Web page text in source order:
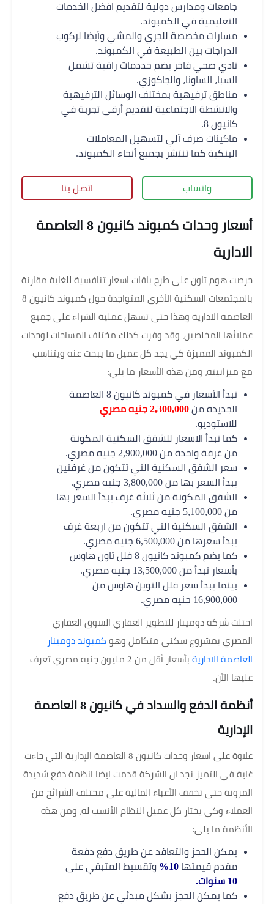
جامعات ومدارس دولية لتقديم افضل الخدمات
التعليمية في الكمبوند.
مسارات مخصصة للجري والمشي وأيضا لركوب
الدراجات بين الطبيعة في الكمبوند.
نادي صحي فاخر يضم خددمات راقية تشمل
السبا، الساونا، والجاكوزي.
مناطق ترفيهية بمختلف الوسائل الترفيهية
والانشطة الاجتماعية لتقديم أرقى تجربة في
كانيون 8.
ماكينات صرف آلي لتسهيل المعاملات
البنكية كما تنتشر بجميع أنحاء الكمبوند.
واتساب اتصل بنا
أسعار وحدات كمبوند كانيون 8 العاصمة
الادارية
حرصت هوم تاون على طرح باقات اسعار تنافسية للغاية مقارنة
بالمجتمعات السكنية الأخرى المتواجدة حول كمبوند كانيون 8
العاصمة الادارية وهذا حتى تسهل عملية الشراء على جميع
عملائها المخلصين، وقد وفرت كذلك مختلف المساحات لوحدات
الكمبوند المميزة كي يجد كل عميل ما يبحث عنه ويتناسب
مع ميزانيته، ومن هذه الأسعار ما يلي:
تبدأ الأسعار في كمبوند كانيون 8 العاصمة
الجديدة من 2,300,000 جنيه مصري
للاستوديو.
كما تبدأ الاسعار للشقق السكنية المكونة
من غرفة واحدة من 2,900,000 جنيه مصري.
سعر الشقق السكنية التي تتكون من غرفتين
يبدأ السعر بها من 3,800,000 جنيه مصري.
الشقق المكونة من ثلاثة غرف يبدأ السعر بها
من 5,100,000 جنيه مصري.
الشقق السكنية التي تتكون من اربعة غرف
يبدأ سعرها من 6,500,000 جنيه مصري.
كما يضم كمبوند كانيون 8 فلل تاون هاوس
بأسعار تبدأ من 13,500,000 جنيه مصري.
بينما يبدأ سعر فلل التوين هاوس من
16,900,000 جنيه مصري.
احتلت شركة دومينار للتطوير العقاري السوق العقاري
المصري بمشروع سكني متكامل وهو كمبوند دومينار
العاصمة الادارية
بأسعار أقل من 2 مليون جنيه مصري تعرف
عليها الأن.
أنظمة الدفع والسداد في كانيون 8 العاصمة
الإدارية
علاوة على اسعار وحدات كانيون 8 العاصمة الإدارية التي جاءت
غاية في التميز نجد ان الشركة قدمت ايضا انظمة دفع شديدة
المرونة حتى تخفف الأعباء المالية على مختلف الشرائح من
العملاء وكي يختار كل عميل النظام الأنسب له، ومن هذه
الأنظمة ما يلي:
يمكن الحجز والتعاقد عن طريق دفع دفعة
مقدم قيمتها 10%
وتقسيط المتبقي على
10 سنوات.
كما يمكن الحجز بشكل مبدئي عن طريق دفع